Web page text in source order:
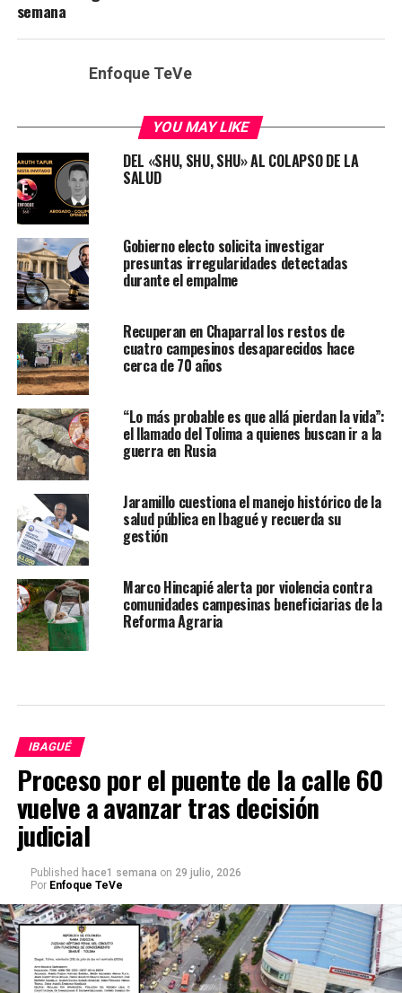
semana
Enfoque TeVe
YOU MAY LIKE
DEL «SHU, SHU, SHU» AL COLAPSO DE LA
SALUD
Gobierno electo solicita investigar
presuntas irregularidades detectadas
durante el empalme
Recuperan en Chaparral los restos de
cuatro campesinos desaparecidos hace
cerca de 70 años
“Lo más probable es que allá pierdan la vida”:
el llamado del Tolima a quienes buscan ir a la
guerra en Rusia
Jaramillo cuestiona el manejo histórico de la
salud pública en Ibagué y recuerda su
gestión
Marco Hincapié alerta por violencia contra
comunidades campesinas beneficiarias de la
Reforma Agraria
IBAGUÉ
Proceso por el puente de la calle 60
vuelve a avanzar tras decisión
judicial
Published hace1 semana on 29 julio, 2026
Por Enfoque TeVe